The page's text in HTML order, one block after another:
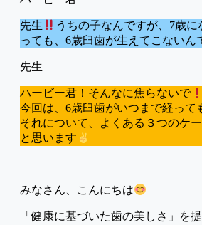
先生
うちの子なんですが、7歳
っても、6歳臼歯が生えてこないん
ハービー君！そんなに焦らないで
今回は、6歳臼歯がいつまで経って
それについて、よくある３つのケ
と思います
みなさん、こんにちは
「健康に基づいた歯の美しさ」を